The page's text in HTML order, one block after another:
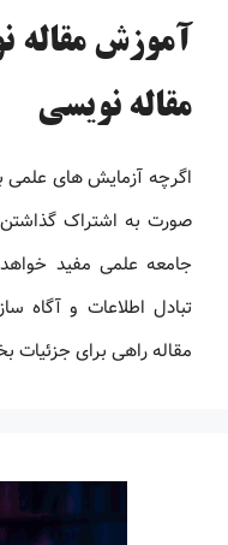
آموزش مقاله
مقاله نویسی
اگرچه آزمایش های علمی
صورت به اشتراک گذاشتن
جامعه علمی مفید
تبادل اطلاعات و آگاه
مقاله راهی برای جزئیات